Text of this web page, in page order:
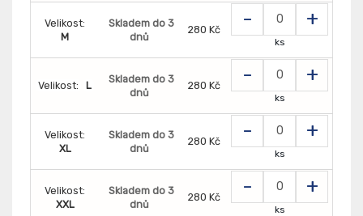
Velikost:
M
Skladem do 3
dnů
280 Kč - +
ks
Velikost: L
Skladem do 3
dnů
280 Kč - +
ks
Velikost:
XL
Skladem do 3
dnů
280 Kč - +
ks
Velikost:
XXL
Skladem do 3
dnů
280 Kč - +
ks